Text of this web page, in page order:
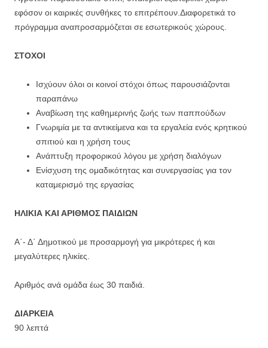
εφόσον οι καιρικές συνθήκες το επιτρέπουν.Διαφορετικά το
πρόγραμμα αναπροσαρμόζεται σε εσωτερικούς χώρους.
ΣΤΟΧΟΙ
Ισχύουν όλοι οι κοινοί στόχοι όπως παρουσιάζονται
παραπάνω
Αναβίωση της καθημερινής ζωής των παππούδων
Γνωριμία με τα αντικείμενα και τα εργαλεία ενός κρητικού
σπιτιού και η χρήση τους
Ανάπτυξη προφορικού λόγου με χρήση διαλόγων
Ενίσχυση της ομαδικότητας και συνεργασίας για τον
καταμερισμό της εργασίας
ΗΛΙΚΙΑ ΚΑΙ ΑΡΙΘΜΟΣ ΠΑΙΔΙΩΝ
Α΄- Δ΄ Δημοτικού με προσαρμογή για μικρότερες ή και
μεγαλύτερες ηλικίες.
Αριθμός ανά ομάδα έως 30 παιδιά.
ΔΙΑΡΚΕΙΑ
90 λεπτά